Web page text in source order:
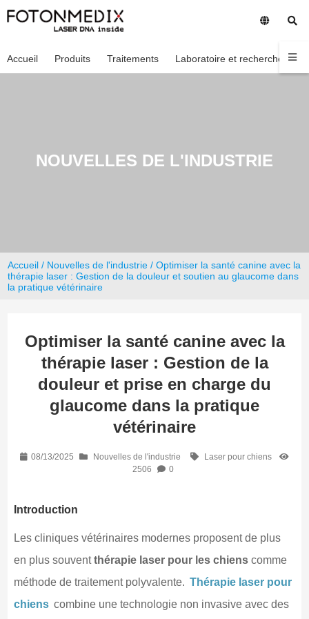
Accueil Produits Traitements Laboratoire et recherche
NOUVELLES DE L'INDUSTRIE
Accueil / Nouvelles de l'industrie / Optimiser la santé canine avec la
thérapie laser : Gestion de la douleur et soutien au glaucome dans
la pratique vétérinaire
Optimiser la santé canine avec la
thérapie laser : Gestion de la
douleur et prise en charge du
glaucome dans la pratique
vétérinaire
08/13/2025 Nouvelles de l'industrie
Laser pour chiens
2506
0
Introduction
Les cliniques vétérinaires modernes proposent de plus
en plus souventthérapie laser pour les chienscomme
méthode de traitement polyvalente. Thérapie laser pour
chiens combine une technologie non invasive avec des